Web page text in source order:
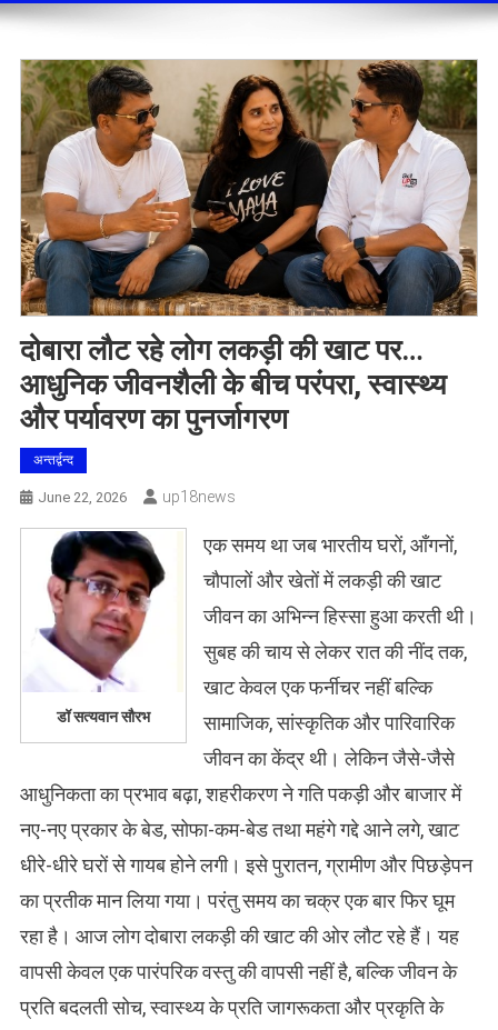
दोबारा लौट रहे लोग लकड़ी की खाट पर…
आधुनिक जीवनशैली के बीच परंपरा, स्वास्थ्य
और पर्यावरण का पुनर्जागरण
अन्तर्द्वन्द
June 22, 2026 Up18news
डॉ सत्यवान सौरभ
एक समय था जब भारतीय घरों, आँगनों,
चौपालों और खेतों में लकड़ी की खाट
जीवन का अभिन्न हिस्सा हुआ करती थी।
सुबह की चाय से लेकर रात की नींद तक,
खाट केवल एक फर्नीचर नहीं बल्कि
सामाजिक, सांस्कृतिक और पारिवारिक
जीवन का केंद्र थी। लेकिन जैसे-जैसे
आधुनिकता का प्रभाव बढ़ा, शहरीकरण ने गति पकड़ी और बाजार में
नए-नए प्रकार के बेड, सोफा-कम-बेड तथा महंगे गद्दे आने लगे, खाट
धीरे-धीरे घरों से गायब होने लगी। इसे पुरातन, ग्रामीण और पिछड़ेपन
का प्रतीक मान लिया गया। परंतु समय का चक्र एक बार फिर घूम
रहा है। आज लोग दोबारा लकड़ी की खाट की ओर लौट रहे हैं। यह
वापसी केवल एक पारंपरिक वस्तु की वापसी नहीं है, बल्कि जीवन के
प्रति बदलती सोच, स्वास्थ्य के प्रति जागरूकता और प्रकृति के